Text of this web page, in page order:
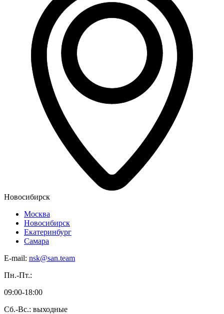
Новосибирск
Москва
Новосибирск
Екатеринбург
Самара
E-mail: nsk@san.team
Пн.-Пт.:
09:00-18:00
Сб.-Вс.: выходные